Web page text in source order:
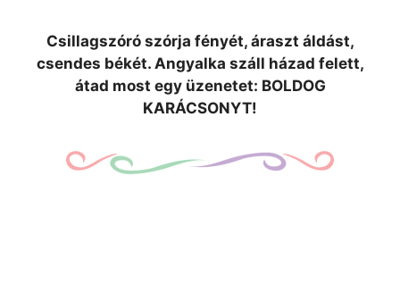
Csillagszóró szórja fényét, áraszt áldást,
csendes békét. Angyalka száll házad felett,
átad most egy üzenetet: BOLDOG
KARÁCSONYT!